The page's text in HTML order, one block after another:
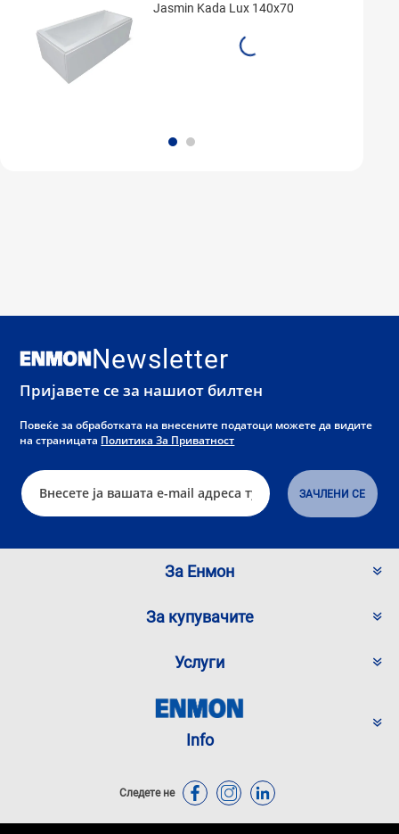
Jasmin Kada Lux 140x70
Newsletter
Пријавете се за нашиот билтен
Повеќе за обработката на внесените податоци можете да видите
на страницата Политика За Приватност
За Енмон
За купувачите
Услуги
Info
Следете не